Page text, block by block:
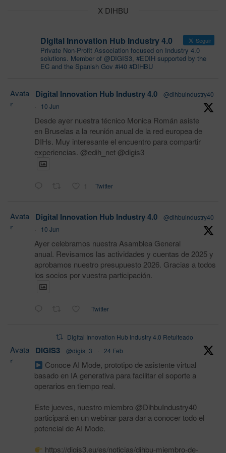
X DIHBU
Digital Innovation Hub Industry 4.0 Seguir
Private Non-Profit Association focused on Industry 4.0
solutions. Member of @DIGIS3, #EDIH supported by the
EC and the Spanish Gov #i40 #DIHBU
Avata
r
Digital Innovation Hub Industry 4.0
@dihbuindustry40
·
10 Jun
Desde ayer nuestra técnico Monica Román asiste
en Bruselas a la reunión anual de la red europea de
DIHs. Muy interesante el encuentro para compartir
experiencias. @edih_net @digis3
1 Twitter
Avata
r
Digital Innovation Hub Industry 4.0
@dihbuindustry40
·
10 Jun
Ayer celebramos nuestra Asamblea General
anual. Revisamos las actividades y cuentas de 2025 y
aprobamos nuestro presupuesto 2026. Gracias a todos
los socios por vuestra participación.
Twitter
Digital Innovation Hub Industry 4.0 Retuiteado
Avata
r
DIGIS3 @digis_3 · 24 Feb
Conoce AI Mode, prototipo de asistente virtual
basado en IA generativa para facilitar el soporte a
operarios en tiempo real.
Este jueves, nuestro miembro @DihbuIndustry40
participará en un webinar para dar a conocer todo el
potencial de AI Mode.
https://digis3.eu/es/noticias/dihbu-miembro-de-